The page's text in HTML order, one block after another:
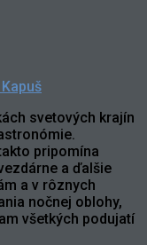
svetových krajín
pripomína
a ďalšie
a v rôznych
nočnej oblohy,
všetkých podujatí